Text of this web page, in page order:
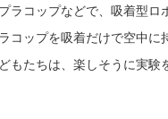
ラコップなどで、吸着型ロ
コップを吸着だけで空中に
もたちは、楽しそうに実験